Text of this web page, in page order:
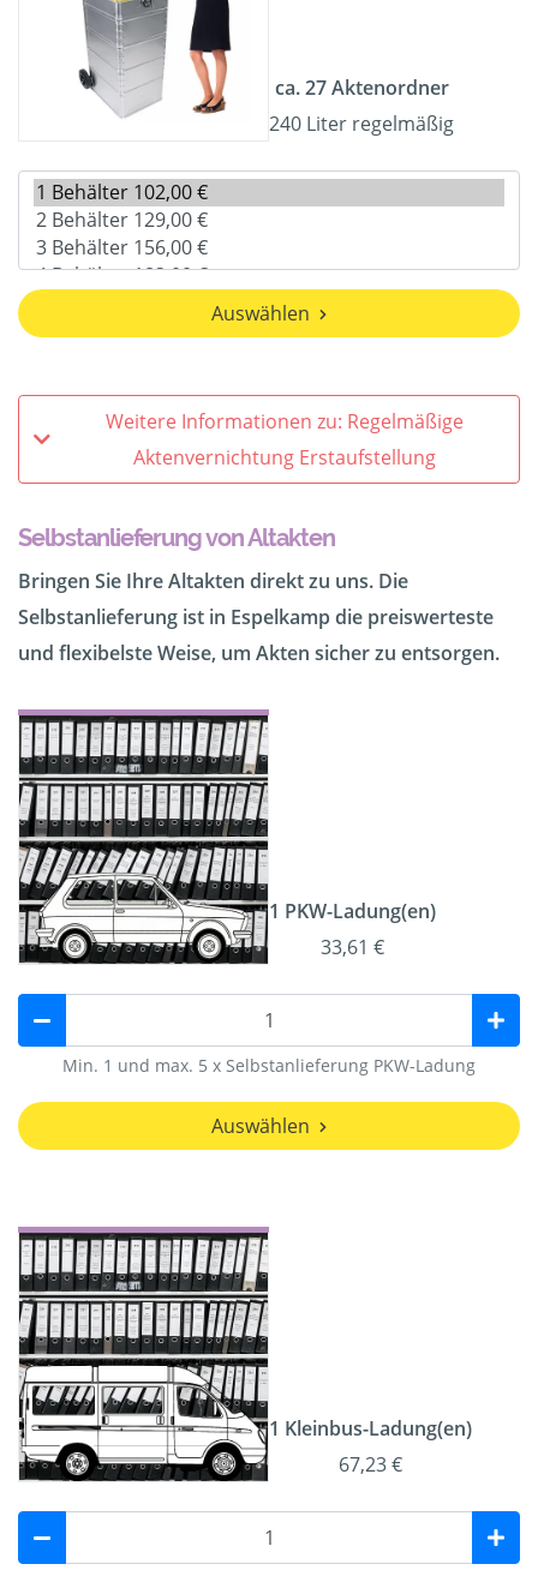
ca. 27 Aktenordner
240 Liter regelmäßig
Auswählen
Weitere Informationen zu: Regelmäßige
Aktenvernichtung Erstaufstellung
Selbstanlieferung von Altakten
Bringen Sie Ihre Altakten direkt zu uns. Die
Selbstanlieferung ist in Espelkamp die preiswerteste
und flexibelste Weise, um Akten sicher zu entsorgen.
1 PKW-Ladung(en)
33,61 €
Min. 1 und max. 5 x Selbstanlieferung PKW-Ladung
Auswählen
1 Kleinbus-Ladung(en)
67,23 €